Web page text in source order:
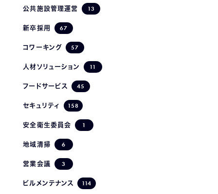
公共施設管理運営 13
新卒採用 67
コワーキング 57
人材ソリューション 11
フードサービス 45
セキュリティ 158
安全衛生委員会 1
地域清掃 6
営業会議 3
ビルメンテナンス 114